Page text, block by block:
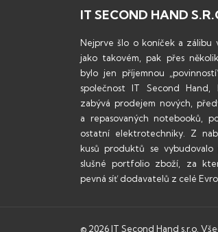
IT SECOND HAND
Nejprve šlo o koníček a zálibu
jako takovém, pak přes
bylo jen příjemnou
společnost IT Second Hand,
zabývá prodejem nových,
a repasovaných notebooků,
ostatní elektrotechniky. Z
kusů produktů se vybudovalo
slušné portfolio zboží, za
pevná síť dodavatelů z celé
© 2026 IT Second Hand s.r.o.